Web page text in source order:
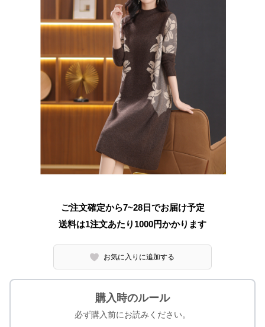
ご注文確定から7~28日でお届け予定
送料は1注文あたり 1000円かかります
お気に入りに追加する
購入時のルール
必ず購入前にお読みください。